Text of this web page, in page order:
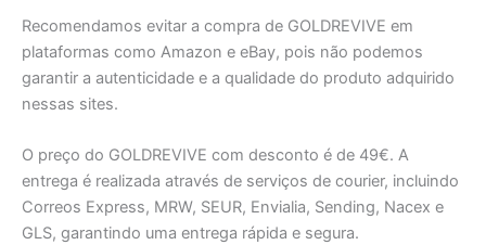
Recomendamos evitar a compra de GOLDREVIVE em
plataformas como Amazon e eBay, pois não podemos
garantir a autenticidade e a qualidade do produto adquirido
nessas sites.
O preço do GOLDREVIVE com desconto é de 49€. A
entrega é realizada através de serviços de courier, incluindo
Correos Express, MRW, SEUR, Envialia, Sending, Nacex e
GLS, garantindo uma entrega rápida e segura.